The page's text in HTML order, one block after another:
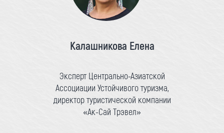
Калашникова Елена
Эксперт Центрально-Азиатской
Ассоциации Устойчивого туризма,
директор туристической компании
«Ак-Сай Трэвел»